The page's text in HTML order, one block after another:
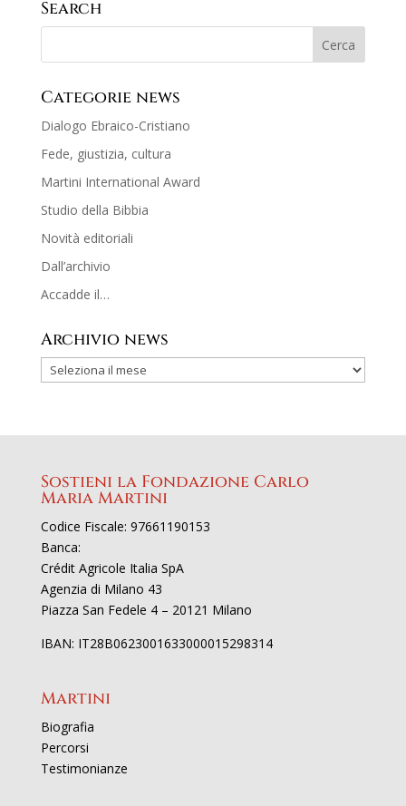
Search
Categorie news
Dialogo Ebraico-Cristiano
Fede, giustizia, cultura
Martini International Award
Studio della Bibbia
Novità editoriali
Dall’archivio
Accadde il…
Archivio news
Sostieni la Fondazione Carlo
Maria Martini
Codice Fiscale: 97661190153
Banca:
Crédit Agricole Italia SpA
Agenzia di Milano 43
Piazza San Fedele 4 – 20121 Milano
IBAN: IT28B0623001633000015298314
Martini
Biografia
Percorsi
Testimonianze